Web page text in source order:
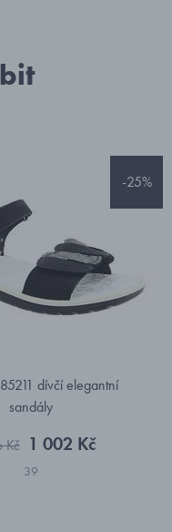
-25%
dívčí elegantní
sandály
Kč 1 002 Kč
39